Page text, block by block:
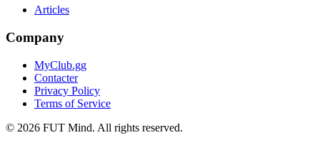
Articles
Company
MyClub.gg
Contacter
Privacy Policy
Terms of Service
© 2026 FUT Mind. All rights reserved.